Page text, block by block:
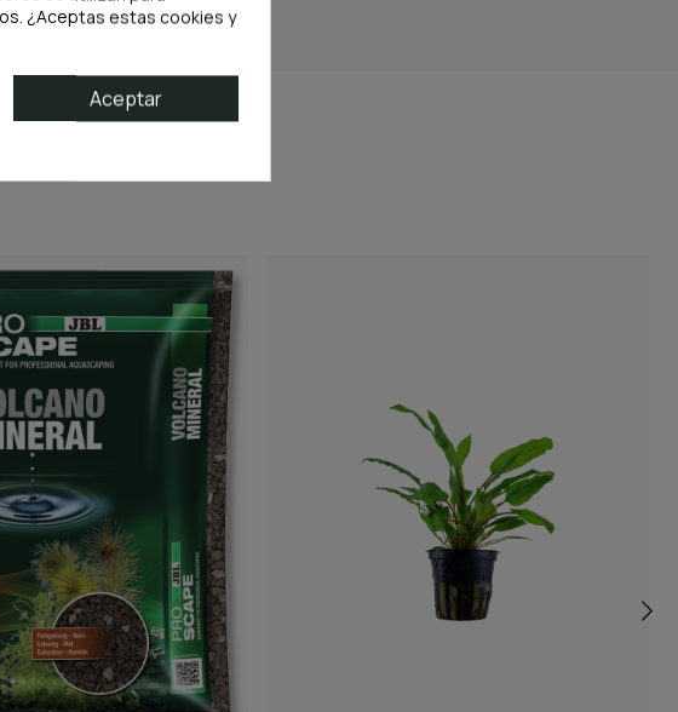
¿Aceptas estas cookies y
Aceptar